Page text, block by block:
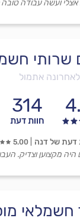
אצלי ועשה עבודה טובה
שרותי
אתמול
314
חוות דעת
דעת של דנה 5.00
היה מקצוען וצדיק.
חשמלאי